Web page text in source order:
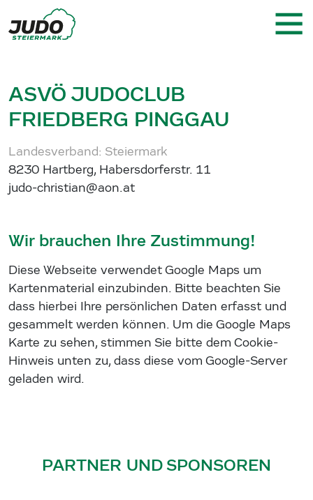
ASVÖ JUDOCLUB
FRIEDBERG PINGGAU
Landesverband: Steiermark
8230 Hartberg, Habersdorferstr. 11
judo-christian@aon.at
Wir brauchen Ihre Zustimmung!
Diese Webseite verwendet Google Maps um
Kartenmaterial einzubinden. Bitte beachten Sie
dass hierbei Ihre persönlichen Daten erfasst und
gesammelt werden können. Um die Google Maps
Karte zu sehen, stimmen Sie bitte dem Cookie-
Hinweis unten zu, dass diese vom Google-Server
geladen wird.
PARTNER UND SPONSOREN